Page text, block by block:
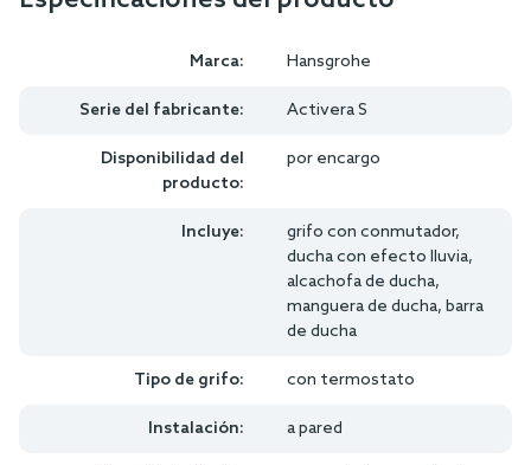
Marca: Hansgrohe
Serie del fabricante: Activera S
Disponibilidad del
producto:
por encargo
Incluye:
grifo con conmutador,
ducha con efecto lluvia,
alcachofa de ducha,
manguera de ducha, barra
de ducha
Tipo de grifo: con termostato
Instalación: a pared